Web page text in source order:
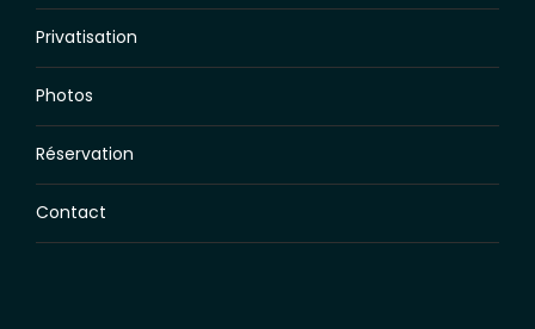
Privatisation
Photos
Réservation
Contact